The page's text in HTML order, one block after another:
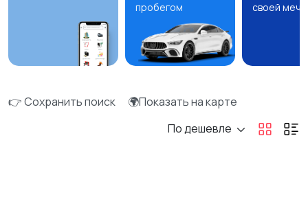
пробегом
своей
👉 Сохранить поиск
🌍Показать на карте
По дешевле